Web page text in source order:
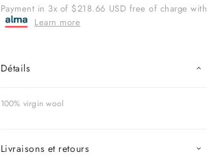
Payment in 3x of $218.66 USD free of charge with
Learn more
Détails
100% virgin wool
Livraisons et retours